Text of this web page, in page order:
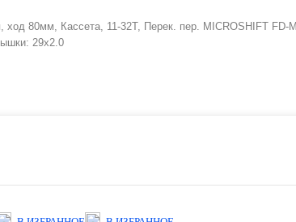
80мм, Кассета, 11-32Т, Перек. пер. MICROSHIFT
29x2.0